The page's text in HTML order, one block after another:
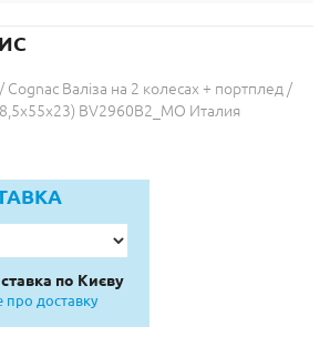
Cognac Валіза на 2 колесах + портплед /
BV2960B2_MO Италия
по Києву
про доставку